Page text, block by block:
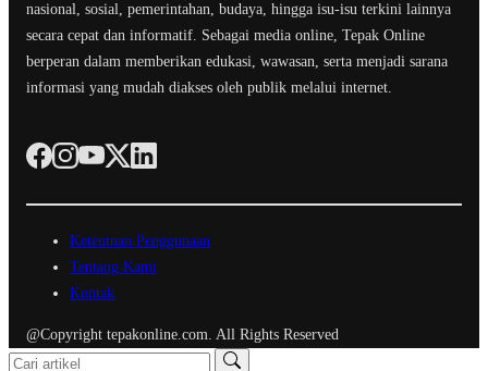
nasional, sosial, pemerintahan, budaya, hingga isu-isu terkini lainnya
secara cepat dan informatif. Sebagai media online, Tepak Online
berperan dalam memberikan edukasi, wawasan, serta menjadi sarana
informasi yang mudah diakses oleh publik melalui internet.
Ketentuan Penggunaan
Tentang Kami
Kontak
@Copyright tepakonline.com. All Rights Reserved